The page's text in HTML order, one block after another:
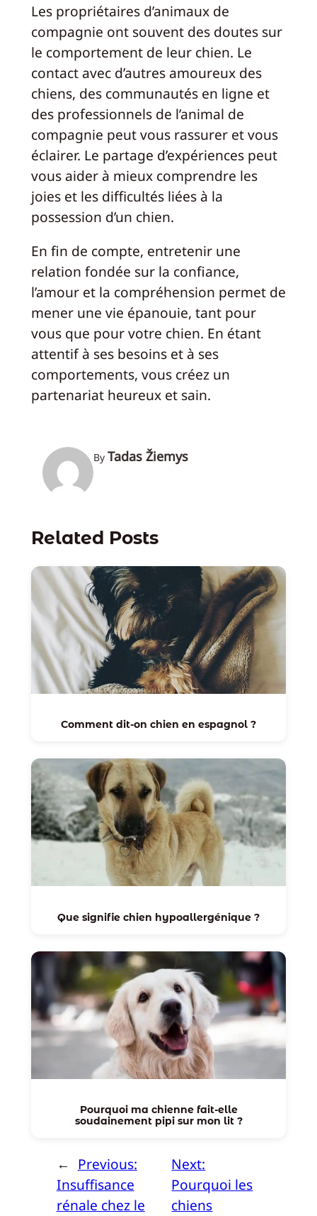
Les propriétaires d’animaux de
compagnie ont souvent des doutes sur
le comportement de leur chien. Le
contact avec d’autres amoureux des
chiens, des communautés en ligne et
des professionnels de l’animal de
compagnie peut vous rassurer et vous
éclairer. Le partage d’expériences peut
vous aider à mieux comprendre les
joies et les difficultés liées à la
possession d’un chien.
En fin de compte, entretenir une
relation fondée sur la confiance,
l’amour et la compréhension permet de
mener une vie épanouie, tant pour
vous que pour votre chien. En étant
attentif à ses besoins et à ses
comportements, vous créez un
partenariat heureux et sain.
By Tadas Žiemys
Related Posts
Comment dit-on chien en espagnol ?
Que signifie chien hypoallergénique ?
Pourquoi ma chienne fait-elle
soudainement pipi sur mon lit ?
← Previous:
Insuffisance
rénale chez le
Next:
Pourquoi les
chiens